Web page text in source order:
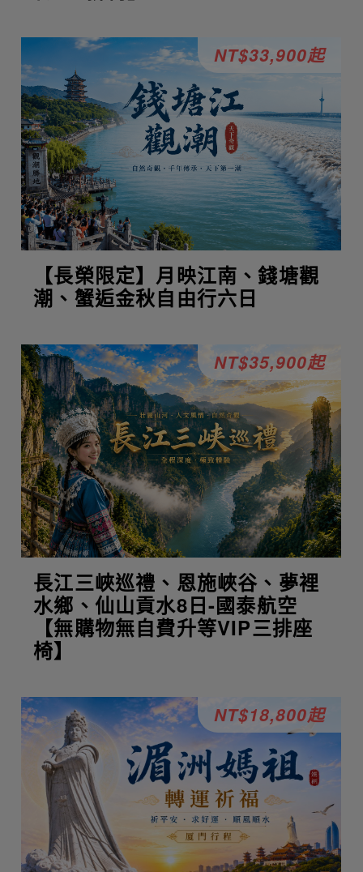
【長榮限定】月映江南、錢塘觀
潮、蟹逅金秋自由行六日
NT$33,900起
長江三峽巡禮、恩施峽谷、夢裡
水鄉、仙山貢水8日-國泰航空
【無購物無自費升等VIP三排座
椅】
NT$35,900起
NT$18,800起